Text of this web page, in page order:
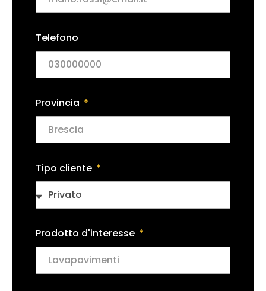
Telefono
Provincia
Tipo cliente
Prodotto d'interesse